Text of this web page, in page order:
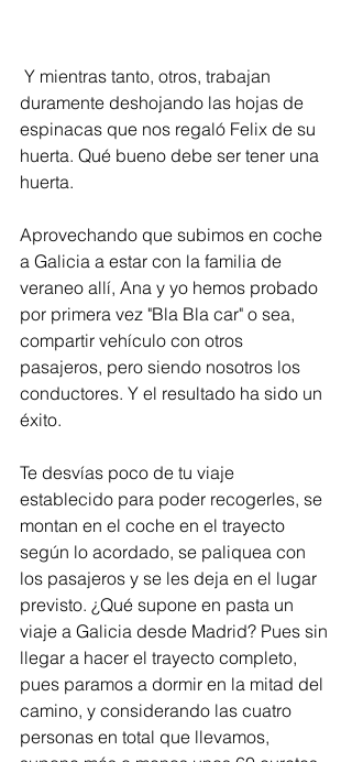
duramente deshojando las hojas de
espinacas que nos regaló Felix de su
huerta. Qué bueno debe ser tener una
huerta.
Aprovechando que subimos en coche
a Galicia a estar con la familia de
veraneo allí, Ana y yo hemos probado
por primera vez "Bla Bla car" o sea,
compartir vehículo con otros
pasajeros, pero siendo nosotros los
conductores. Y el resultado ha sido un
éxito.
Te desvías poco de tu viaje
establecido para poder recogerles, se
montan en el coche en el trayecto
según lo acordado, se paliquea con
los pasajeros y se les deja en el lugar
previsto. ¿Qué supone en pasta un
viaje a Galicia desde Madrid? Pues sin
llegar a hacer el trayecto completo,
pues paramos a dormir en la mitad del
camino, y considerando las cuatro
personas en total que llevamos,